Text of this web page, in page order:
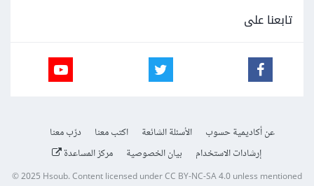
تابعنا على
عن أكاديمية حسوب الأسئلة الشائعة اكتب معنا
درّب معنا
إرشادات الاستخدام
بيان الخصوصية مركز المساعدة
© 2025Hsoub.Content licensed underCC BY-NC-SA 4.0unless mentioned